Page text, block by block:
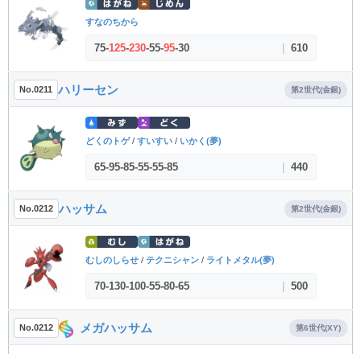
すなのちから
75-125-230-55-95-30 610
No.0211 ハリーセン 第2世代(金銀)
どくのトゲ/ すいすい / いかく(夢)
65-95-85-55-55-85 440
No.0212 ハッサム 第2世代(金銀)
むしのしらせ / テクニシャン / ライトメタル(夢)
70-130-100-55-80-65 500
No.0212 メガハッサム 第6世代(XY)